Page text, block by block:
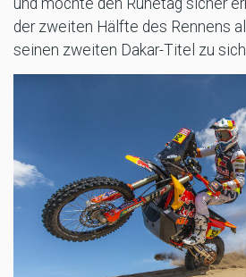
und möchte den Ruhetag sicher
der zweiten Hälfte des Rennens
seinen zweiten Dakar-Titel zu